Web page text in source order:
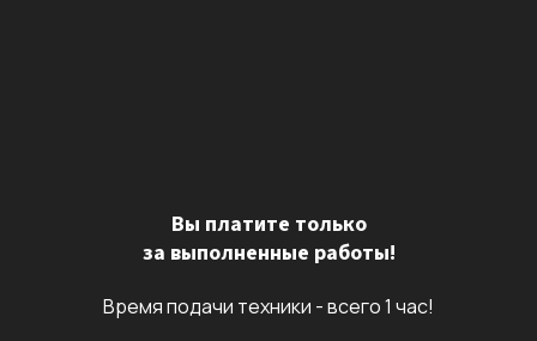
Вы платите только
за выполненные работы!
Время подачи техники - всего 1 час!